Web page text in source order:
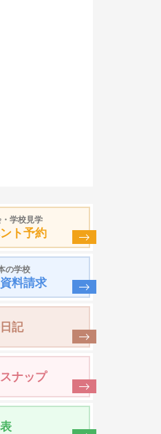
学校見学
ト予約
の学校
料請求
記
ナップ